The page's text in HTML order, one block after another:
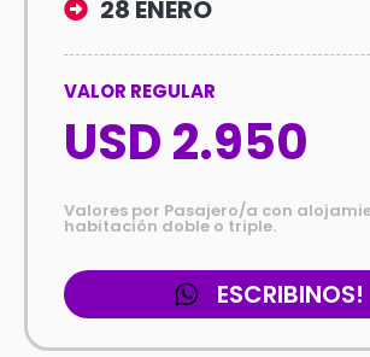
28 ENERO
VALOR REGULAR
USD 2.950
Valores por Pasajero/a con
habitación doble o triple.
ESCRIBINOS!